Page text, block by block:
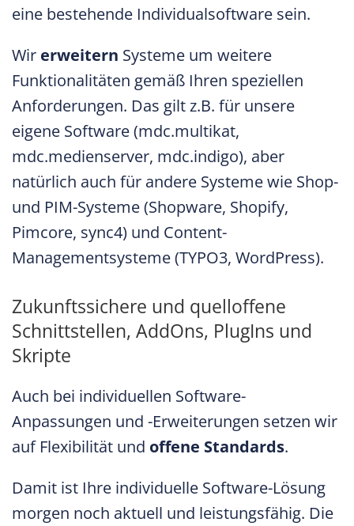
eine bestehende Individualsoftware sein.
Wir erweitern Systeme um weitere
Funktionalitäten gemäß Ihren speziellen
Anforderungen. Das gilt z.B. für unsere
eigene Software (mdc.multikat,
mdc.medienserver, mdc.indigo), aber
natürlich auch für andere Systeme wie Shop-
und PIM-Systeme (Shopware, Shopify,
Pimcore, sync4) und Content-
Managementsysteme (TYPO3, WordPress).
Zukunftssichere und quelloffene
Schnittstellen, AddOns, PlugIns und
Skripte
Auch bei individuellen Software-
Anpassungen und -Erweiterungen setzen wir
auf Flexibilität und offene Standards.
Damit ist Ihre individuelle Software-Lösung
morgen noch aktuell und leistungsfähig. Die